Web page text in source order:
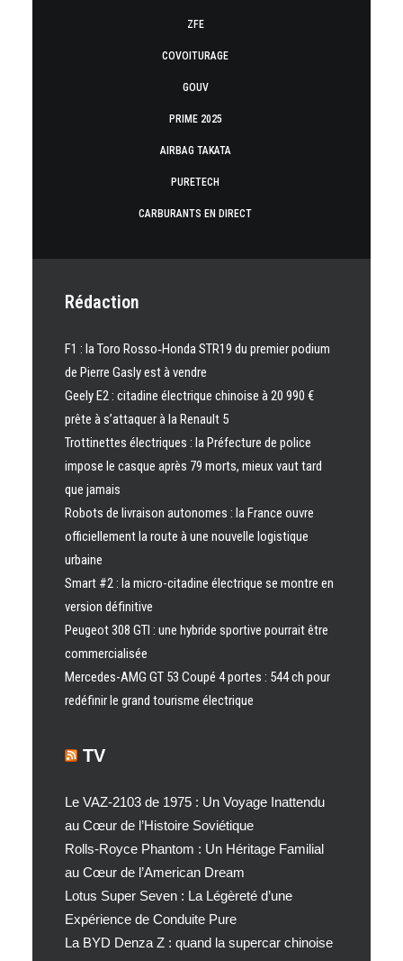
ZFE
COVOITURAGE
GOUV
PRIME 2025
AIRBAG TAKATA
PURETECH
CARBURANTS EN DIRECT
Rédaction
F1 : la Toro Rosso‑Honda STR19 du premier podium
de Pierre Gasly est à vendre
Geely E2 : citadine électrique chinoise à 20 990 €
prête à s’attaquer à la Renault 5
Trottinettes électriques : la Préfecture de police
impose le casque après 79 morts, mieux vaut tard
que jamais
Robots de livraison autonomes : la France ouvre
officiellement la route à une nouvelle logistique
urbaine
Smart #2 : la micro-citadine électrique se montre en
version définitive
Peugeot 308 GTI : une hybride sportive pourrait être
commercialisée
Mercedes-AMG GT 53 Coupé 4 portes : 544 ch pour
redéfinir le grand tourisme électrique
TV
Le VAZ-2103 de 1975 : Un Voyage Inattendu
au Cœur de l’Histoire Soviétique
Rolls-Royce Phantom : Un Héritage Familial
au Cœur de l’American Dream
Lotus Super Seven : La Légèreté d’une
Expérience de Conduite Pure
La BYD Denza Z : quand la supercar chinoise